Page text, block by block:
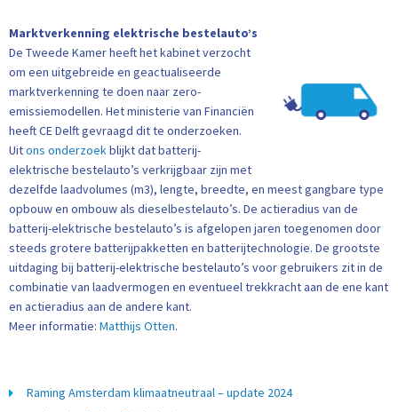
Marktverkenning elektrische bestelauto’s
De Tweede Kamer heeft het kabinet verzocht
om een uitgebreide en geactualiseerde
marktverkenning te doen naar zero-
emissiemodellen. Het ministerie van Financiën
heeft CE Delft gevraagd dit te onderzoeken.
Uitons onderzoekblijkt dat batterij-
elektrische bestelauto’s verkrijgbaar zijn met
dezelfde laadvolumes (m3), lengte, breedte, en meest gangbare type
opbouw en ombouw als dieselbestelauto’s. De actieradius van de
batterij-elektrische bestelauto’s is afgelopen jaren toegenomen door
steeds grotere batterijpakketten en batterijtechnologie. De grootste
uitdaging bij batterij-elektrische bestelauto’s voor gebruikers zit in de
combinatie van laadvermogen en eventueel trekkracht aan de ene kant
en actieradius aan de andere kant.
Meer informatie: Matthijs Otten.
Raming Amsterdam klimaatneutraal – update 2024